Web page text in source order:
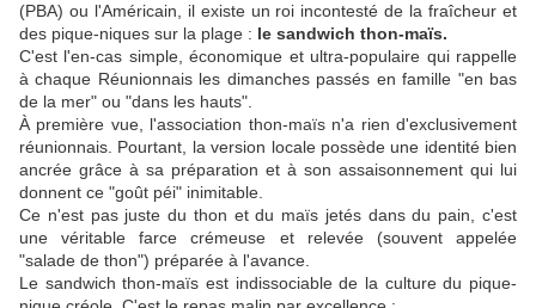
(PBA) ou l'Américain, il existe un roi incontesté de la fraîcheur et
des pique-niques sur la plage : le sandwich thon-maïs.
C'est l'en-cas simple, économique et ultra-populaire qui rappelle
à chaque Réunionnais les dimanches passés en famille "en bas
de la mer" ou "dans les hauts".
À première vue, l'association thon-maïs n'a rien d'exclusivement
réunionnais. Pourtant, la version locale possède une identité bien
ancrée grâce à sa préparation et à son assaisonnement qui lui
donnent ce "goût péi" inimitable.
Ce n'est pas juste du thon et du maïs jetés dans du pain, c'est
une véritable farce crémeuse et relevée (souvent appelée
"salade de thon") préparée à l'avance.
Le sandwich thon-maïs est indissociable de la culture du pique-